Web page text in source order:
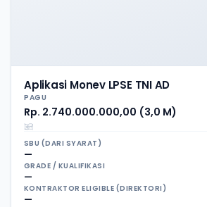
Aplikasi Monev LPSE TNI AD
PAGU
Rp. 2.740.000.000,00 (3,0 M)
SBU (DARI SYARAT)
—
GRADE / KUALIFIKASI
—
KONTRAKTOR ELIGIBLE (DIREKTORI)
—